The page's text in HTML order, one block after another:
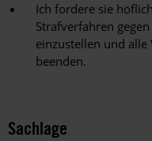
Ich fordere sie
Strafverfahren
einzustellen und alle
beenden.
Sachlage